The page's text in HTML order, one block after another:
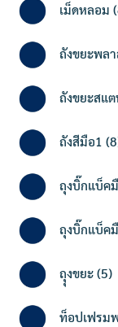
เม็ดหลอม
ถังขยะพล
ถังขยะสแต
ถังสีมือ1 8
ถุงบิ๊กแบ็ค
ถุงบิ๊กแบ็ค
ถุุงขยะ 5
ท็อปเฟรม